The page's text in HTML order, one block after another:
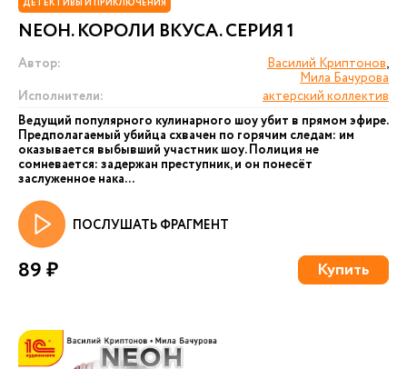
ДЕТЕКТИВЫ И ПРИКЛЮЧЕНИЯ
NEОН. КОРОЛИ ВКУСА. СЕРИЯ 1
Автор: Василий Криптонов,
Мила Бачурова
Исполнители:
актерский коллектив
Ведущий популярного кулинарного шоу убит в прямом эфире.
Предполагаемый убийца схвачен по горячим следам: им
оказывается выбывший участник шоу. Полиция не
сомневается: задержан преступник, и он понесёт
заслуженное нака...
ПОСЛУШАТЬ ФРАГМЕНТ
89 ₽ Купить